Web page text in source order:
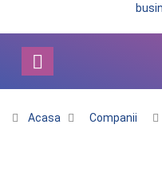
Acasa Companii